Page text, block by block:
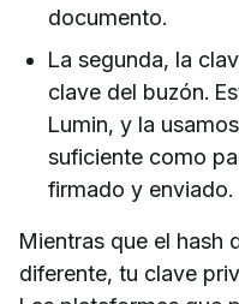
documento.
La segunda, la
clave del buzón.
Lumin, y la
suficiente como
firmado y enviado.
Mientras que el hash
diferente, tu clave